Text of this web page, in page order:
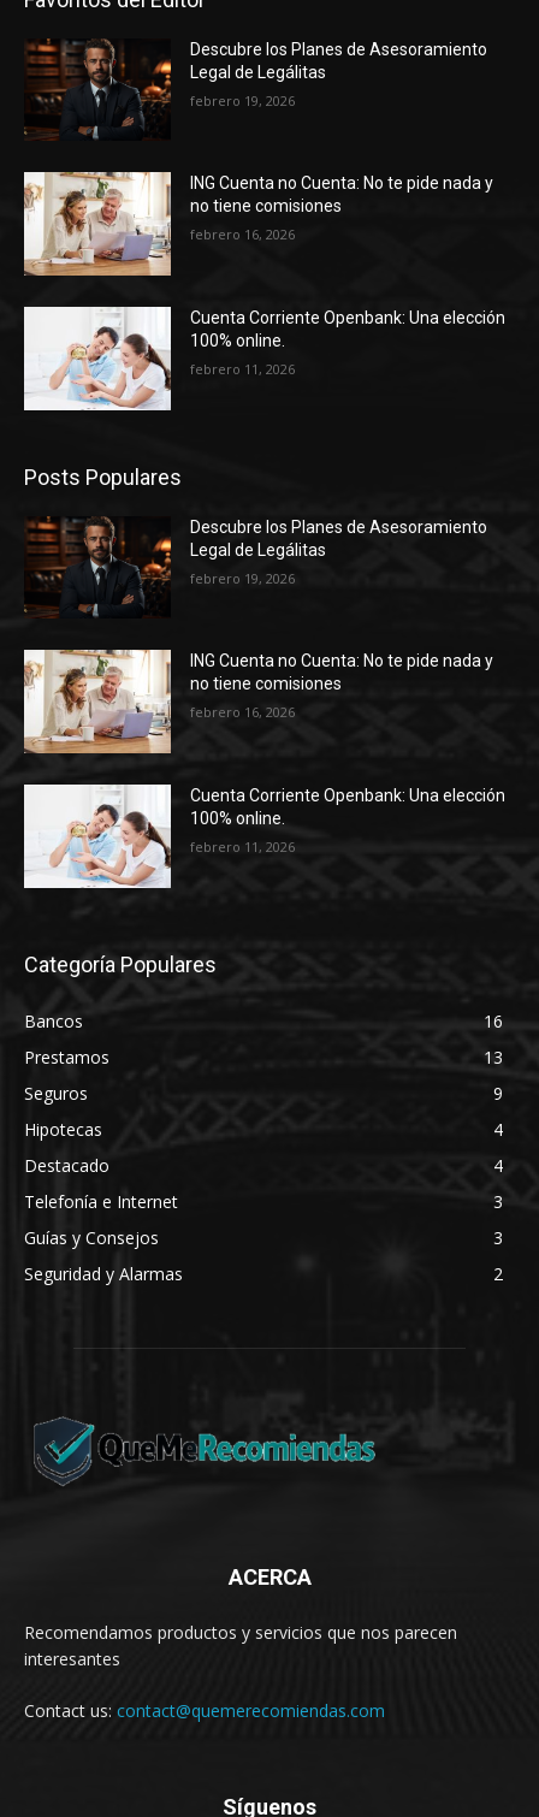
Descubre los Planes de Asesoramiento
Legal de Legálitas
febrero 19, 2026
ING Cuenta no Cuenta: No te pide nada y
no tiene comisiones
febrero 16, 2026
Cuenta Corriente Openbank: Una elección
100% online.
febrero 11, 2026
Posts Populares
Descubre los Planes de Asesoramiento
Legal de Legálitas
febrero 19, 2026
ING Cuenta no Cuenta: No te pide nada y
no tiene comisiones
febrero 16, 2026
Cuenta Corriente Openbank: Una elección
100% online.
febrero 11, 2026
Categoría Populares
Bancos
16
Prestamos
13
Seguros
9
Hipotecas
4
Destacado
4
Telefonía e Internet
3
Guías y Consejos
3
Seguridad y Alarmas
2
ACERCA
Recomendamos productos y servicios que nos parecen
interesantes
Contact us: contact@quemerecomiendas.com
Síguenos